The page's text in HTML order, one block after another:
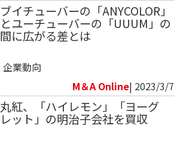
ブイチューバーの「ANYCOLOR」
とユーチューバーの「UUUM」の
間に広がる差とは
企業動向
M＆A Online| 2023/3/7
丸紅、「ハイレモン」「ヨーグ
レット」の明治子会社を買収